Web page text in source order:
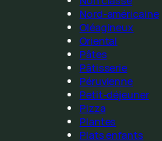
Nord-américaine
Oléagineux
Oriental
Pâtes
Pâtisserie
Péruvienne
Petit-déjeuner
Pizza
Plantes
Plats enfants